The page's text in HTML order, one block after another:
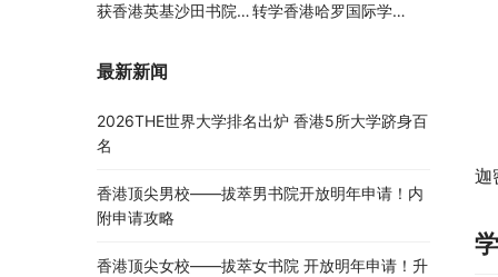
迦
获香港英基沙田书院录转学香港哈罗国际学
最新新闻
2026THE世界大学排名出炉 香港5所大学跻身百
名
香港顶尖男校——拔萃男书院开放明年申请！内
附申请攻略
香港顶尖女校——拔萃女书院 开放明年申请！升